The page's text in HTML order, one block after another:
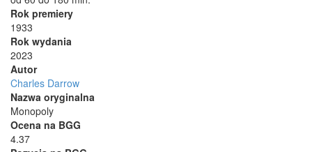
Rok premiery
1933
Rok wydania
2023
Autor
Charles Darrow
Nazwa oryginalna
Monopoly
Ocena na BGG
4.37